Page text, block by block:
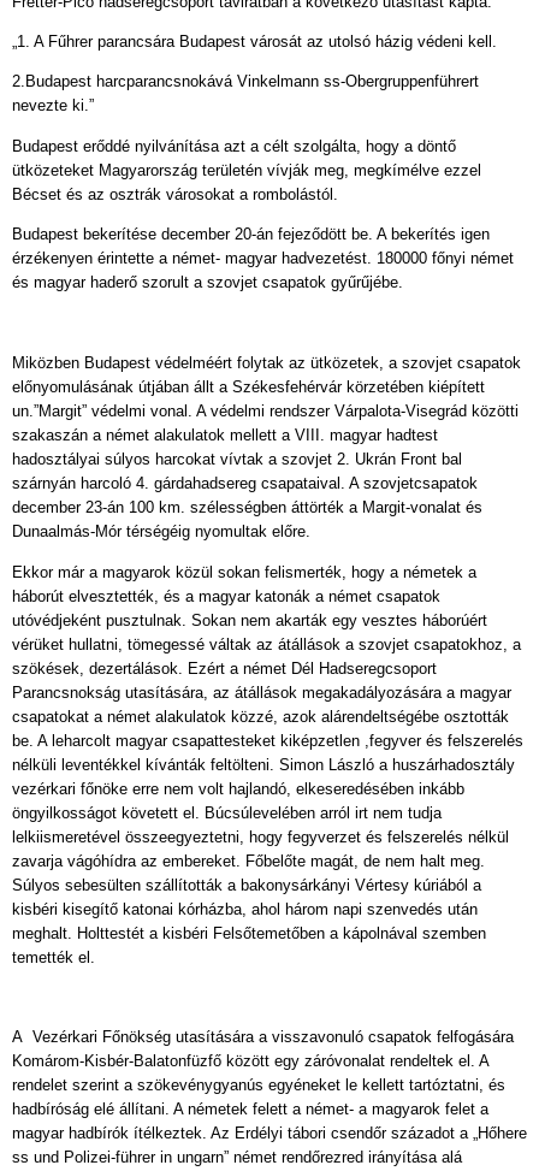
„1. A Fűhrer parancsára Budapest városát az utolsó házig védeni kell.
2.Budapest harcparancsnokává Vinkelmann ss-Obergruppenführert
nevezte ki.”
Budapest erőddé nyilvánítása azt a célt szolgálta, hogy a döntő
ütközeteket Magyarország területén vívják meg, megkímélve ezzel
Bécset és az osztrák városokat a rombolástól.
Budapest bekerítése december 20-án fejeződött be. A bekerítés igen
érzékenyen érintette a német- magyar hadvezetést. 180000 főnyi német
és magyar haderő szorult a szovjet csapatok gyűrűjébe.
Miközben Budapest védelméért folytak az ütközetek, a szovjet csapatok
előnyomulásának útjában állt a Székesfehérvár körzetében kiépített
un.”Margit” védelmi vonal. A védelmi rendszer Várpalota-Visegrád közötti
szakaszán a német alakulatok mellett a VIII. magyar hadtest
hadosztályai súlyos harcokat vívtak a szovjet 2. Ukrán Front bal
szárnyán harcoló 4. gárdahadsereg csapataival. A szovjetcsapatok
december 23-án 100 km. szélességben áttörték a Margit-vonalat és
Dunaalmás-Mór térségéig nyomultak előre.
Ekkor már a magyarok közül sokan felismerték, hogy a németek a
háborút elvesztették, és a magyar katonák a német csapatok
utóvédjeként pusztulnak. Sokan nem akarták egy vesztes háborúért
vérüket hullatni, tömegessé váltak az átállások a szovjet csapatokhoz, a
szökések, dezertálások. Ezért a német Dél Hadseregcsoport
Parancsnokság utasítására, az átállások megakadályozására a magyar
csapatokat a német alakulatok közzé, azok alárendeltségébe osztották
be. A leharcolt magyar csapattesteket kiképzetlen ,fegyver és felszerelés
nélküli leventékkel kívánták feltölteni. Simon László a huszárhadosztály
vezérkari főnöke erre nem volt hajlandó, elkeseredésében inkább
öngyilkosságot követett el. Búcsúlevelében arról irt nem tudja
lelkiismeretével összeegyeztetni, hogy fegyverzet és felszerelés nélkül
zavarja vágóhídra az embereket. Főbelőte magát, de nem halt meg.
Súlyos sebesülten szállították a bakonysárkányi Vértesy kúriából a
kisbéri kisegítő katonai kórházba, ahol három napi szenvedés után
meghalt. Holttestét a kisbéri Felsőtemetőben a kápolnával szemben
temették el.
A Vezérkari Főnökség utasítására a visszavonuló csapatok felfogására
Komárom-Kisbér-Balatonfüzfő között egy záróvonalat rendeltek el. A
rendelet szerint a szökevénygyanús egyéneket le kellett tartóztatni, és
hadbíróság elé állítani. A németek felett a német- a magyarok felet a
magyar hadbírók ítélkeztek. Az Erdélyi tábori csendőr századot a „Hőhere
ss und Polizei-führer in ungarn” német rendőrezred irányítása alá